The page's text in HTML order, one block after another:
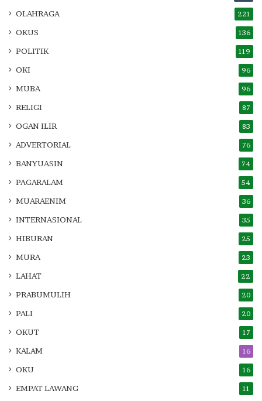
OLAHRAGA 221
OKUS 136
POLITIK 119
OKI 96
MUBA 96
RELIGI 87
OGAN ILIR 83
ADVERTORIAL 76
BANYUASIN 74
PAGARALAM 54
MUARAENIM 36
INTERNASIONAL 35
HIBURAN 25
MURA 23
LAHAT 22
PRABUMULIH 20
PALI 20
OKUT 17
KALAM 16
OKU 16
EMPAT LAWANG 11